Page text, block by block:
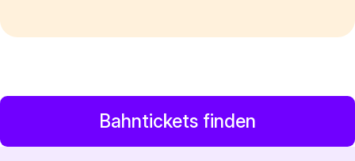
Bahntickets finden